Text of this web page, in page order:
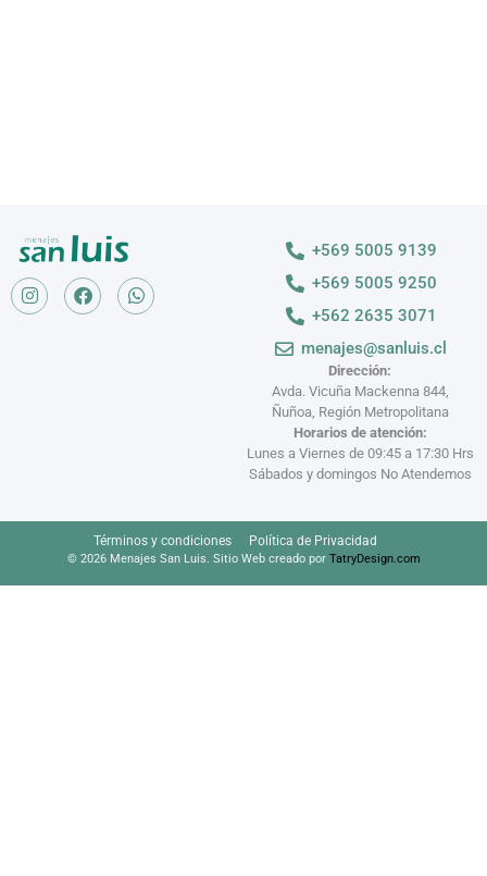
Dirección:
Avda. Vicuña Mackenna 844,
Ñuñoa, Región Metropolitana
Horarios de atención:
Lunes a Viernes de 09:45 a 17:30 Hrs
Sábados y domingos No Atendemos
+569 5005 9139
+569 5005 9250
+562 2635 3071
menajes@sanluis.cl
Términos y condiciones Política de Privacidad
© 2026 Menajes San Luis. Sitio Web creado por TatryDesign.com